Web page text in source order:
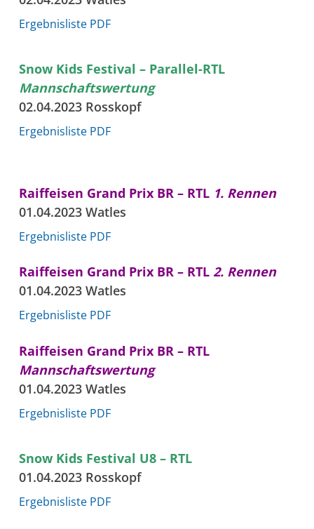
Ergebnisliste PDF
Snow Kids Festival – Parallel-RTL
Mannschaftswertung
02.04.2023 Rosskopf
Ergebnisliste PDF
Raiffeisen Grand Prix BR – RTL 1. Rennen
01.04.2023 Watles
Ergebnisliste PDF
Raiffeisen Grand Prix BR – RTL 2. Rennen
01.04.2023 Watles
Ergebnisliste PDF
Raiffeisen Grand Prix BR – RTL
Mannschaftswertung
01.04.2023 Watles
Ergebnisliste PDF
Snow Kids Festival U8 – RTL
01.04.2023 Rosskopf
Ergebnisliste PDF